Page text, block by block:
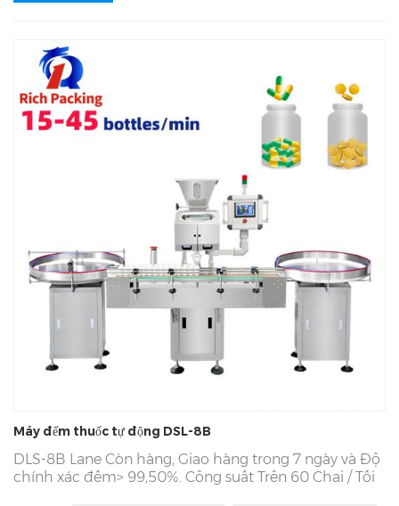
Máy đếm thuốc tự động DSL-8B
DLS-8B Lane Còn hàng, Giao hàng trong 7 ngày và Độ
chính xác đếm> 99,50%. Công suất Trên 60 Chai / Tối